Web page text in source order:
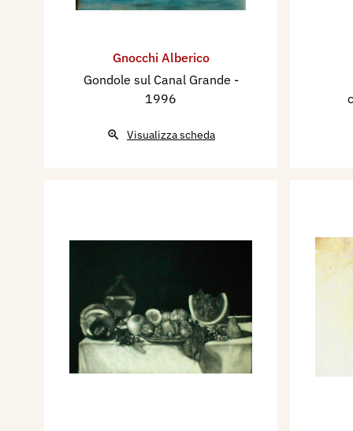
opere).
(espone 6 opere).
- Il Capricorno, Gemonio
grafiche).
(espone 8 opere).
Il nome di Alberico
d’Arte di pittura e
Casa editrice Elitè di
Ferrara, Catalogo
Vigonza, Catalogo Raccolta
Bagnacavallo (RA),
Gnocchi Alberico
Gondole sul Canal Grande -
1996
Visualizza scheda